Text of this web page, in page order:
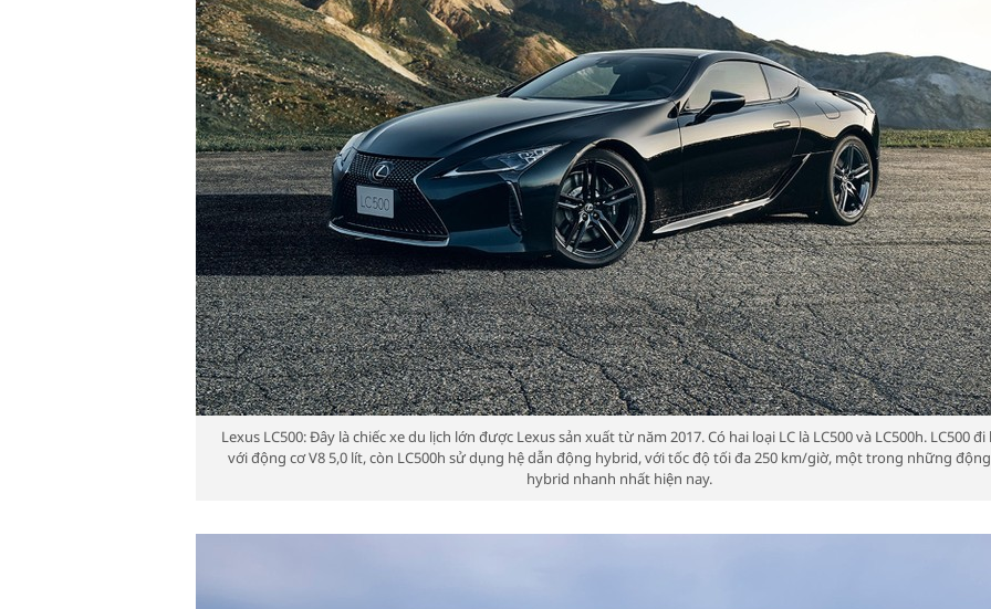
Lexus LC500: Đây là chiếc xe du lịch lớn được Lexus sản xuất từ ​​năm 2017. Có hai loại LC là LC500 và LC500h. LC500 đi
với động cơ V8 5,0 lít, còn LC500h sử dụng hệ dẫn động hybrid, với tốc độ tối đa 250 km/giờ, một trong những
hybrid nhanh nhất hiện nay.